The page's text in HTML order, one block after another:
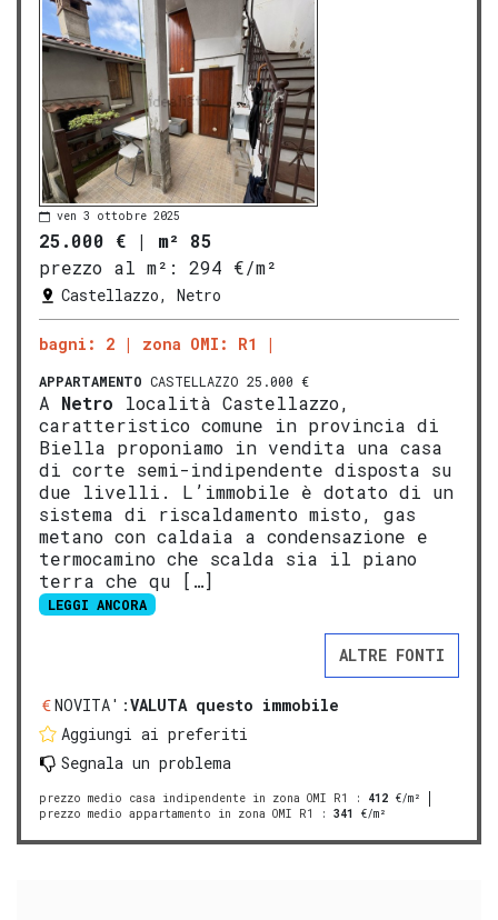
ven 3 ottobre 2025
25.000 € | m² 85
prezzo al m²:
294 €/m²
Castellazzo, Netro
bagni: 2 zona OMI: R1
APPARTAMENTO CASTELLAZZO 25.000 €
A Netro località Castellazzo,
caratteristico comune in provincia di
Biella proponiamo in vendita una casa
di corte semi-indipendente disposta su
due livelli. L’immobile è dotato di un
sistema di riscaldamento misto, gas
metano con caldaia a condensazione e
termocamino che scalda sia il piano
terra che qu […]
LEGGI ANCORA
ALTRE FONTI
NOVITA':VALUTA questo immobile
Aggiungi ai preferiti
Segnala un problema
prezzo medio casa indipendente in zona OMI R1 : 412 €/m²
prezzo medio appartamento in zona OMI R1
: 341 €/m²